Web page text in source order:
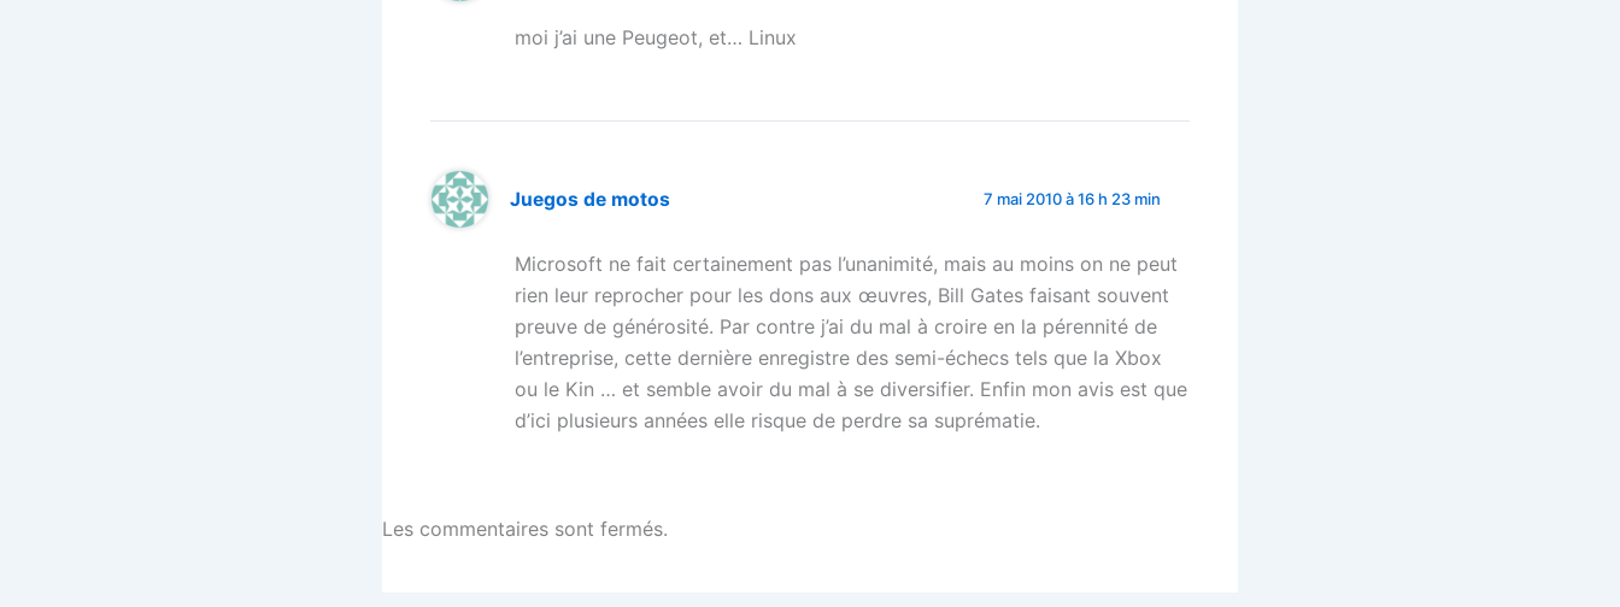
moi j’ai une Peugeot, et… Linux
Juegos de motos 7 mai 2010 à 16 h 23 min
Microsoft ne fait certainement pas l’unanimité, mais au moins on ne peut
rien leur reprocher pour les dons aux œuvres, Bill Gates faisant souvent
preuve de générosité. Par contre j’ai du mal à croire en la pérennité de
l’entreprise, cette dernière enregistre des semi-échecs tels que la Xbox
ou le Kin … et semble avoir du mal à se diversifier. Enfin mon avis est que
d’ici plusieurs années elle risque de perdre sa suprématie.
Les commentaires sont fermés.